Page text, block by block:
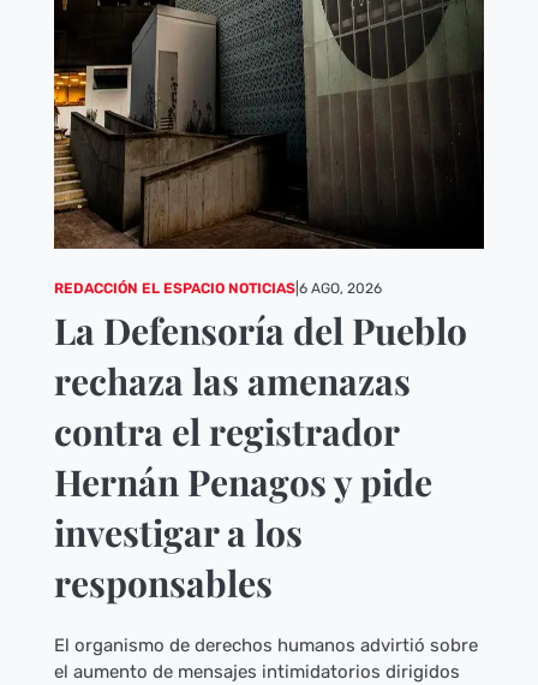
REDACCIÓN EL ESPACIO NOTICIAS| 6 AGO, 2026
La Defensoría del Pueblo
rechaza las amenazas
contra el registrador
Hernán Penagos y pide
investigar a los
responsables
El organismo de derechos humanos advirtió sobre
el aumento de mensajes intimidatorios dirigidos